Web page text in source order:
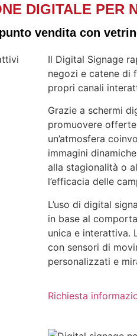
DIGITALE PER
vendita con
Il Digital Signage
negozi e catene di
propri canali
Grazie a schermi
promuovere
un’atmosfera
immagini
alla stagionalità o
l’efficacia delle
L’uso di digital
in base al
unica e interattiva.
con sensori di
personalizzati e
Richiesta